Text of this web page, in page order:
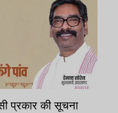
प्रकार की सूचना